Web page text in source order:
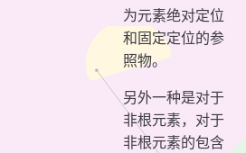
为元素绝对定位
和固定定位的参
照物。
另外一种是对于
非根元素，对于
非根元素的包含